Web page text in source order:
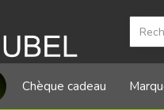
Chèque cadeau